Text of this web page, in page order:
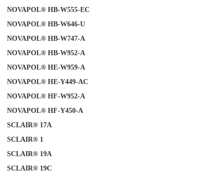
NOVAPOL® HB-W555-EC
NOVAPOL® HB-W646-U
NOVAPOL® HB-W747-A
NOVAPOL® HB-W952-A
NOVAPOL® HE-W959-A
NOVAPOL® HE-Y449-AC
NOVAPOL® HF-W952-A
NOVAPOL® HF-Y450-A
SCLAIR® 17A
SCLAIR® 1
SCLAIR® 19A
SCLAIR® 19C